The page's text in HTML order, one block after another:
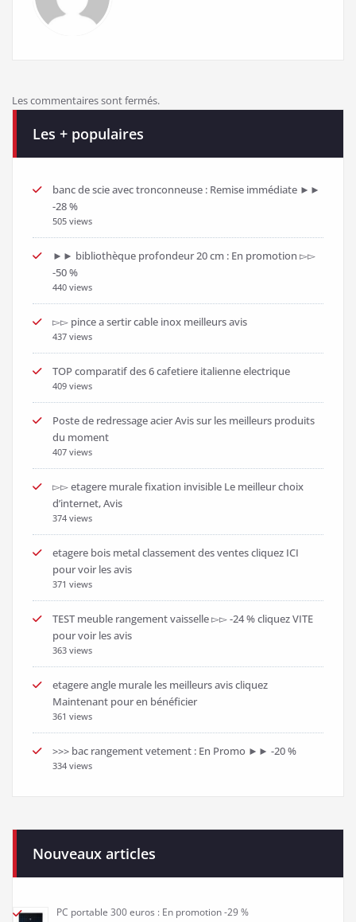
Les commentaires sont fermés.
Les + populaires
banc de scie avec tronconneuse : Remise immédiate ►►
-28 %
505 views
►► bibliothèque profondeur 20 cm : En promotion ▻▻
-50 %
440 views
▻▻ pince a sertir cable inox meilleurs avis
437 views
TOP comparatif des 6 cafetiere italienne electrique
409 views
Poste de redressage acier Avis sur les meilleurs produits
du moment
407 views
▻▻ etagere murale fixation invisible Le meilleur choix
d’internet, Avis
374 views
etagere bois metal classement des ventes cliquez ICI
pour voir les avis
371 views
TEST meuble rangement vaisselle ▻▻ -24 % cliquez VITE
pour voir les avis
363 views
etagere angle murale les meilleurs avis cliquez
Maintenant pour en bénéficier
361 views
>>> bac rangement vetement : En Promo ►► -20 %
334 views
Nouveaux articles
PC portable 300 euros : En promotion -29 %